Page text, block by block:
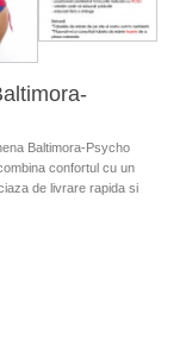
Baltimora-Psycho
confortul cu un
de livrare rapida si